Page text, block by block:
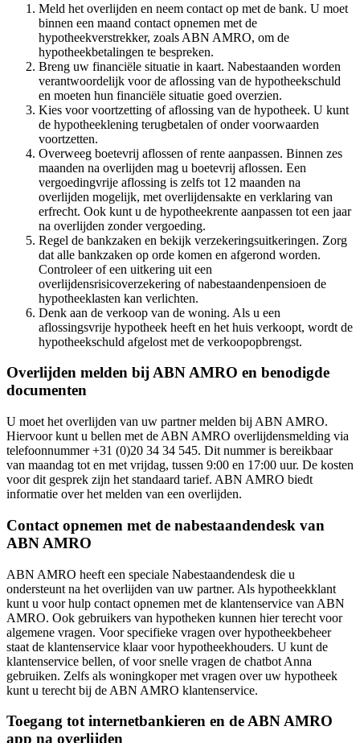
Meld het overlijden en neem contact op met de bank. U moet
binnen een maand contact opnemen met de
hypotheekverstrekker, zoals ABN AMRO, om de
hypotheekbetalingen te bespreken.
Breng uw financiële situatie in kaart. Nabestaanden worden
verantwoordelijk voor de aflossing van de hypotheekschuld
en moeten hun financiële situatie goed overzien.
Kies voor voortzetting of aflossing van de hypotheek. U kunt
de hypotheeklening terugbetalen of onder voorwaarden
voortzetten.
Overweeg boetevrij aflossen of rente aanpassen. Binnen zes
maanden na overlijden mag u boetevrij aflossen. Een
vergoedingvrije aflossing is zelfs tot 12 maanden na
overlijden mogelijk, met overlijdensakte en verklaring van
erfrecht. Ook kunt u de hypotheekrente aanpassen tot een jaar
na overlijden zonder vergoeding.
Regel de bankzaken en bekijk verzekeringsuitkeringen. Zorg
dat alle bankzaken op orde komen en afgerond worden.
Controleer of een uitkering uit een
overlijdensrisicoverzekering of nabestaandenpensioen de
hypotheeklasten kan verlichten.
Denk aan de verkoop van de woning. Als u een
aflossingsvrije hypotheek heeft en het huis verkoopt, wordt de
hypotheekschuld afgelost met de verkoopopbrengst.
Overlijden melden bij ABN AMRO en benodigde
documenten
U moet het overlijden van uw partner melden bij ABN AMRO.
Hiervoor kunt u bellen met de ABN AMRO overlijdensmelding via
telefoonnummer +31 (0)20 34 34 545. Dit nummer is bereikbaar
van maandag tot en met vrijdag, tussen 9:00 en 17:00 uur. De kosten
voor dit gesprek zijn het standaard tarief. ABN AMRO biedt
informatie over het melden van een overlijden.
Contact opnemen met de nabestaandendesk van
ABN AMRO
ABN AMRO heeft een speciale Nabestaandendesk die u
ondersteunt na het overlijden van uw partner. Als hypotheekklant
kunt u voor hulp contact opnemen met de klantenservice van ABN
AMRO. Ook gebruikers van hypotheken kunnen hier terecht voor
algemene vragen. Voor specifieke vragen over hypotheekbeheer
staat de klantenservice klaar voor hypotheekhouders. U kunt de
klantenservice bellen, of voor snelle vragen de chatbot Anna
gebruiken. Zelfs als woningkoper met vragen over uw hypotheek
kunt u terecht bij de ABN AMRO klantenservice.
Toegang tot internetbankieren en de ABN AMRO
app na overlijden